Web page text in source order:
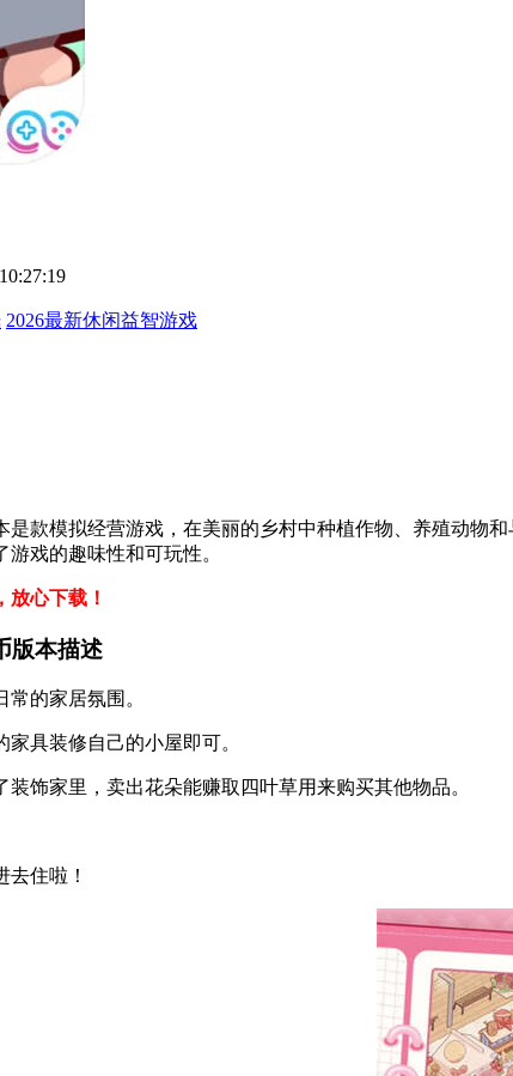
2026最新休闲益智游戏
是款模拟经营游戏，在美丽的乡村中种植作物、养殖动物
戏的趣味性和可玩性。
放心下载！
版本描述
的家居氛围。
具装修自己的小屋即可。
饰家里，卖出花朵能赚取四叶草用来购买其他物品。
住啦！